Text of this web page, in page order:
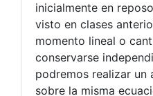
inicialmente en
visto en clases
momento lineal o
conservarse
podremos realizar un
sobre la misma